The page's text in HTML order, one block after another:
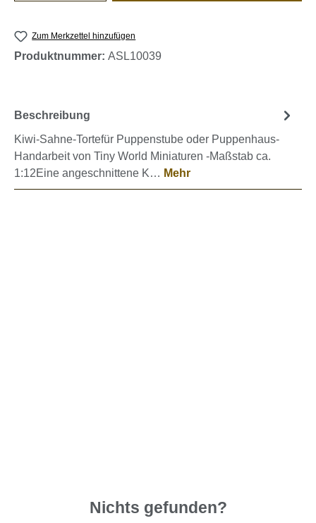
Zum Merkzettel hinzufügen
Produktnummer: ASL10039
Beschreibung
Kiwi-Sahne-Tortefür Puppenstube oder Puppenhaus-
Handarbeit von Tiny World Miniaturen -Maßstab ca.
1:12Eine angeschnittene K… Mehr
Nichts gefunden?